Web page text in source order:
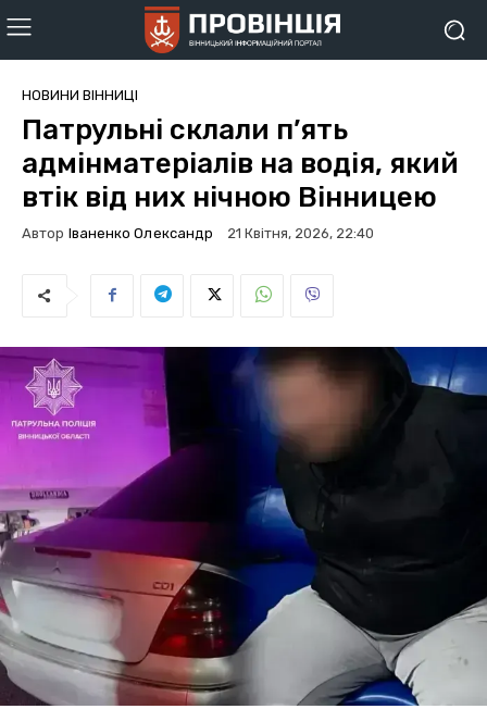
НОВИНИ ВІННИЦІ
Патрульні склали п’ять
адмінматеріалів на водія, який
втік від них нічною Вінницею
Автор Іваненко Олександр 21 Квітня, 2026, 22:40